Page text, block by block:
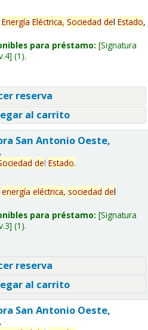
Energía Eléctrica, Sociedad del Estado,
para préstamo: Signatura
(1).
reserva
al carrito
San Antonio Oeste,
del Estado.
energía eléctrica, sociedad del
para préstamo: Signatura
(1).
reserva
al carrito
San Antonio Oeste,